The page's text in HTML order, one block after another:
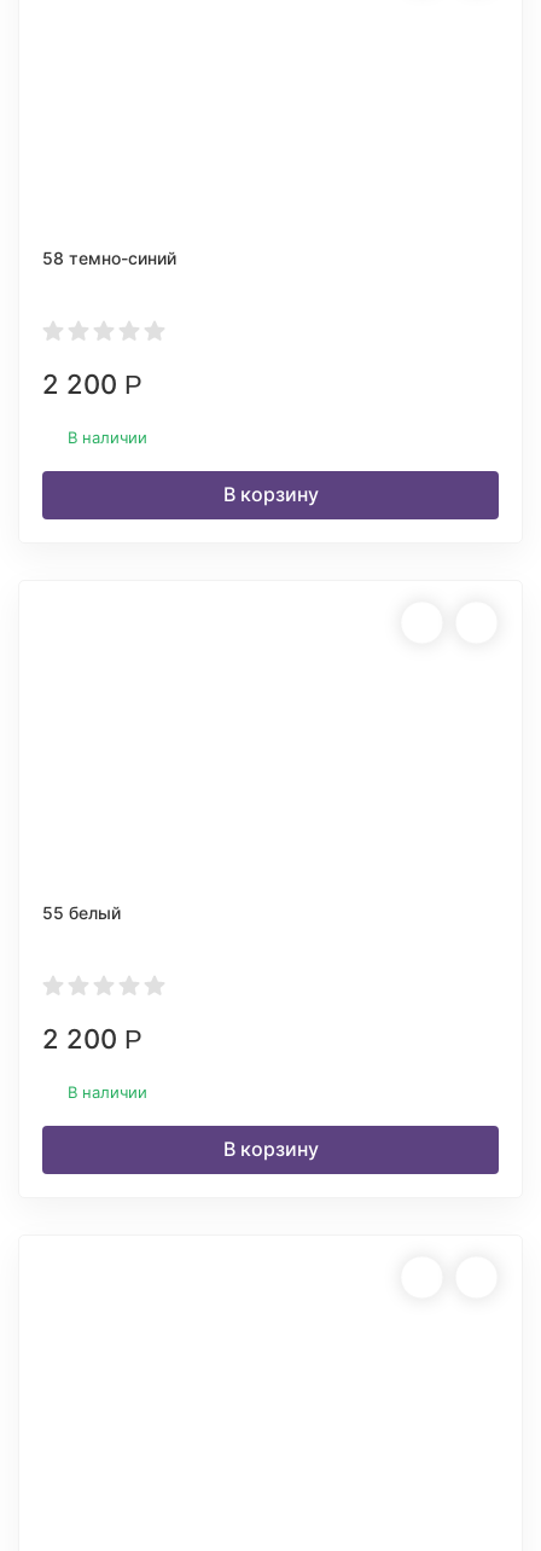
58 темно-синий
2 200 Р
В наличии
В корзину
55 белый
2 200 Р
В наличии
В корзину